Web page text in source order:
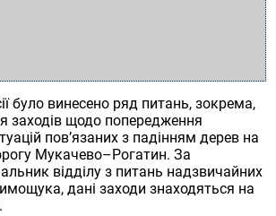
було винесено ряд питань, зокрема,
заходів щодо попередження
пов’язаних з падінням дерев на
Мукачево–Рогатин. За
відділу з питань надзвичайних
дані заходи знаходяться на